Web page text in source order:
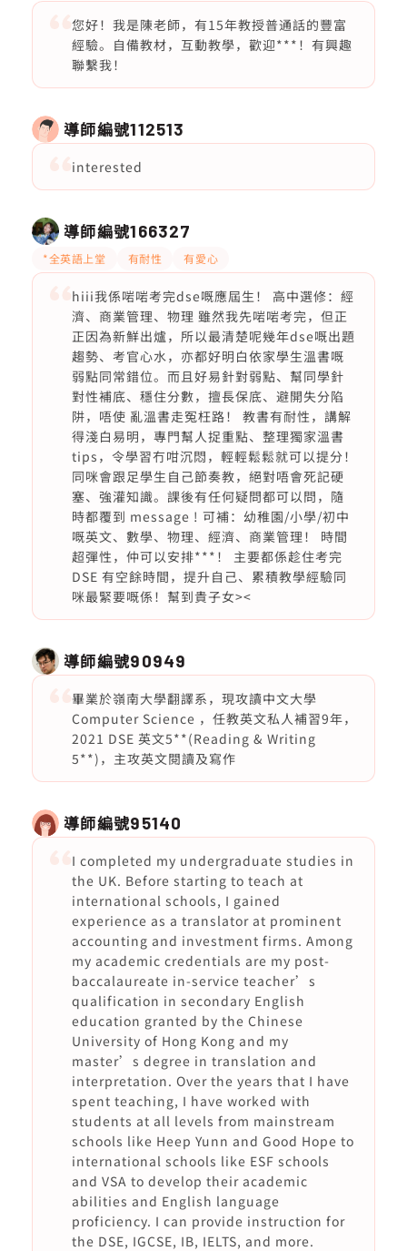
您好！我是陳老師，有15年教授普通話的豐富
經驗。自備教材，互動教學，歡迎***！有興趣
聯繫我！
導師編號112513
interested
導師編號166327
*全英語上堂 有耐性 有愛心
hiii我係啱啱考完dse嘅應屆生！ 高中選修：經
濟、商業管理、物理 雖然我先啱啱考完，但正
正因為新鮮出爐，所以最清楚呢幾年dse嘅出題
趨勢、考官心水，亦都好明白依家學生溫書嘅
弱點同常錯位。而且好易針對弱點、幫同學針
對性補底、穩住分數，擅長保底、避開失分陷
阱，唔使 亂溫書走冤枉路！ 教書有耐性，講解
得淺白易明，專門幫人捉重點、整理獨家溫書
tips，令學習冇咁沉悶，輕輕鬆鬆就可以提分！
同咪會跟足學生自己節奏教，絕對唔會死記硬
塞、強灌知識。課後有任何疑問都可以問，隨
時都覆到 message ! 可補：幼稚園/小學/初中
嘅英文、數學、物理、經濟、商業管理！ 時間
超彈性，仲可以安排***！ 主要都係趁住考完
DSE 有空餘時間，提升自己、累積教學經驗同
咪最緊要嘅係！幫到貴子女><
導師編號90949
畢業於嶺南大學翻譯系，現攻讀中文大學
Computer Science ，任教英文私人補習9年，
2021 DSE 英文5**(Reading & Writing
5**)，主攻英文閱讀及寫作
導師編號95140
I completed my undergraduate studies in
the UK. Before starting to teach at
international schools, I gained
experience as a translator at prominent
accounting and investment firms. Among
my academic credentials are my post-
baccalaureate in-service teacher’s
qualification in secondary English
education granted by the Chinese
University of Hong Kong and my
master’s degree in translation and
interpretation. Over the years that I have
spent teaching, I have worked with
students at all levels from mainstream
schools like Heep Yunn and Good Hope to
international schools like ESF schools
and VSA to develop their academic
abilities and English language
proficiency. I can provide instruction for
the DSE, IGCSE, IB, IELTS, and more.